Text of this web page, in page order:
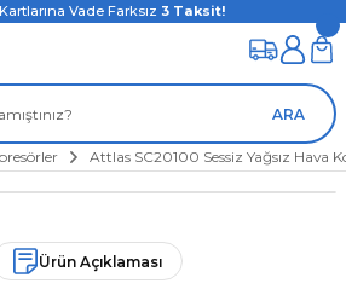
Vade Farksız 3 Taksit!
ARA
Attlas SC20100 Sessiz Yağsız Hava
Ürün Açıklaması